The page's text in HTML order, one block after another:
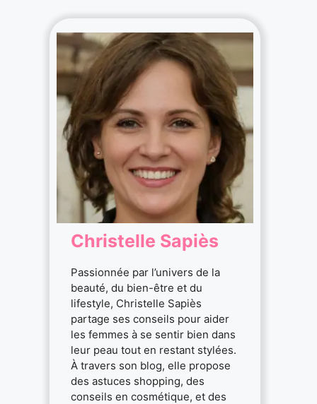
Christelle Sapiès
Passionnée par l’univers de la
beauté, du bien-être et du
lifestyle, Christelle Sapiès
partage ses conseils pour aider
les femmes à se sentir bien dans
leur peau tout en restant stylées.
À travers son blog, elle propose
des astuces shopping, des
conseils en cosmétique, et des